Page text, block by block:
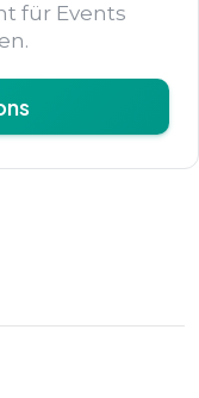
für Events